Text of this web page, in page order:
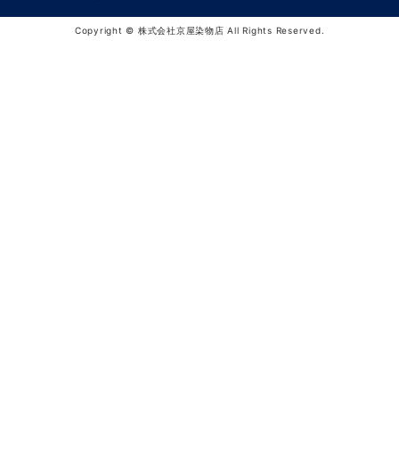
Copyright © 株式会社京屋染物店 All Rights Reserved.